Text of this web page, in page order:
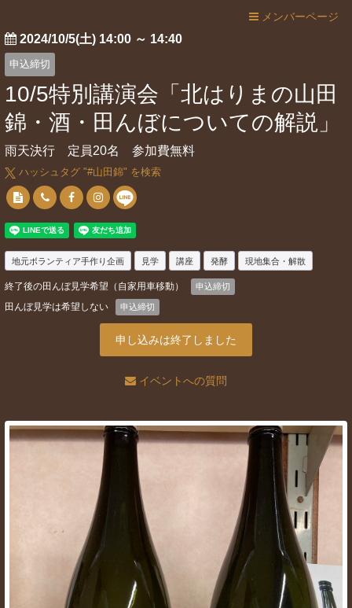
メンバーページ
2024/10/5(土) 14:00 ～ 14:40
申込締切
10/5特別講演会「北はりまの山田
錦・酒・田んぼについての解説」
雨天決行 定員20名 参加費無料
ハッシュタグ "#山田錦" を検索
地元ボランティア手作り企画 見学 講座 発酵 現地集合・解散
終了後の田んぼ見学希望（自家用車移動） 申込締切
田んぼ見学は希望しない 申込締切
申し込みは終了しました
イベントへの質問